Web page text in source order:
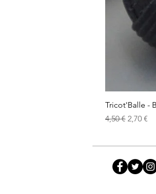
Tricot'Balle -
Standardpreis
4,50 € Sale-
2,70 €